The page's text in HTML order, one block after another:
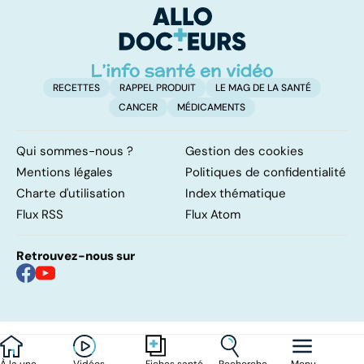
RECETTES RAPPEL PRODUIT
LE MAG DE LA SANTÉ
CANCER
MÉDICAMENTS
Qui sommes-nous ?
Gestion des cookies
Mentions légales
Politiques de confidentialité
Charte d'utilisation
Index thématique
Flux RSS
Flux Atom
Retrouvez-nous sur